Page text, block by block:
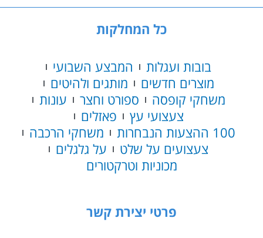
שטח
כל המחלקות
בובות ועגלות
המבצע השבועי
מוצרים חדשים
מותגים ולהיטים
משחקי קופסה
ספורט וחצר
עונות
צעצועי עץ
פאזלים
100 ההצעות הנבחרות
משחקי הרכבה
צעצועים על שלט
על גלגלים
מכוניות וטרקטורים
פרטי יצירת קשר